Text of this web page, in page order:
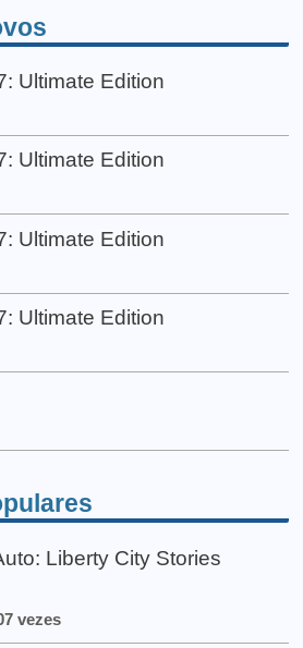
Ultimate Edition
Ultimate Edition
Ultimate Edition
Ultimate Edition
Liberty City Stories
vezes